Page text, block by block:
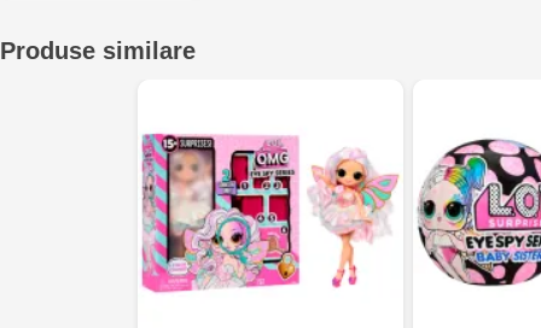
accesorii în stil Minion.
aventuri epice.
Conținut: 1 păpușă Tots, costum din cauciuc Minion, haine,
încălțăminte, 3-4 accesorii, 1 bilă, instrucțiuni.
Produse similare